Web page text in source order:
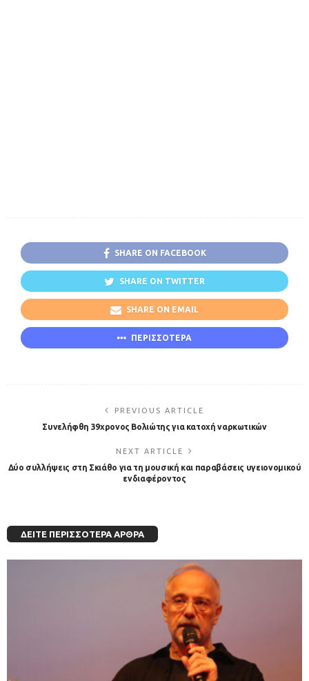
SHARE ON FACEBOOK
SHARE ON TWITTER
SHARE ON EMAIL
ΠΕΡΙΣΣΟΤΕΡΑ
PREVIOUS ARTICLE
Συνελήφθη 39χρονος Βολιώτης για κατοχή ναρκωτικών
NEXT ARTICLE
Δύο συλλήψεις στη Σκιάθο για τη μουσική και παραβάσεις υγειονομικού
ενδιαφέροντος
ΔΕΊΤΕ ΠΕΡΙΣΣΌΤΕΡΑ ΆΡΘΡΑ